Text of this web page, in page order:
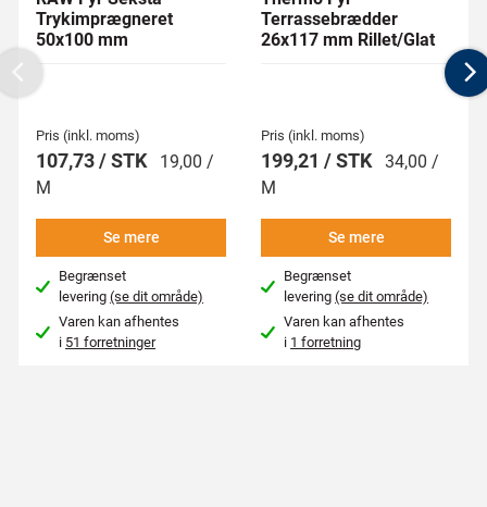
Trykimprægneret
50x100 mm
Pris (inkl. moms)
107,73 / STK
19,00 /
M
Se mere
Begrænset
levering(se dit område)
Varen kan afhentes
i 51 forretninger
Terrassebrædder
26x117 mm Rillet/Glat
Pris (inkl. moms)
199,21 / STK 34,00 /
M
Se mere
Begrænset
levering(se dit område)
Varen kan afhentes
i 1 forretning
Previous